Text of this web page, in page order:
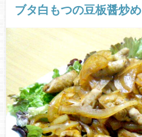
ブタ白もつの豆板醤炒め